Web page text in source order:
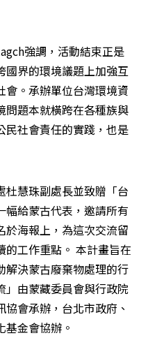
強調，活動結束正是
國界的環境議題上加強互
會。承辦單位台灣環境資
問題本就橫跨在各種族與
民社會責任的實踐，也是
杜慧珠副處長並致贈「台
幅給蒙古代表，邀請所有
於海報上，為這次交流留
工作重點。 本計畫旨在
解決蒙古廢棄物處理的行
」由蒙藏委員會與行政院
會承辦，台北市政府、
金會協辦。